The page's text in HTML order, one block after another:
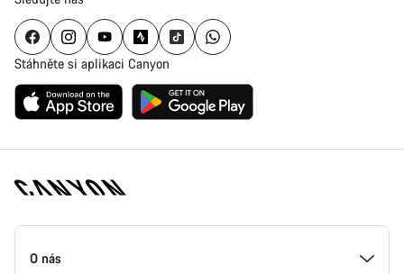
Stáhněte si aplikaci Canyon
Zápatí
stránky
O nás